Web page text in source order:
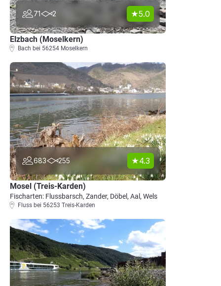
71 2 5.0
Elzbach (Moselkern)
Bach bei 56254 Moselkern
683 255 4.3
Mosel (Treis-Karden)
Fischarten: Flussbarsch, Zander, Döbel, Aal, Wels
Fluss bei 56253 Treis-Karden